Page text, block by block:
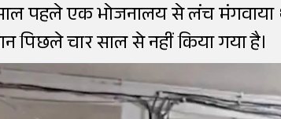
पहले एक भोजनालय से लंच
पिछले चार साल से नहीं किया गया है।